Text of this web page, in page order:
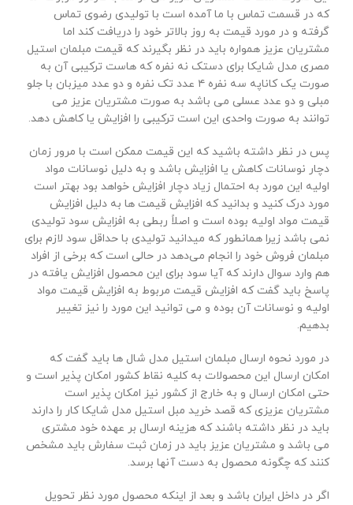
که در قسمت تماس با ما آمده است با تولیدی رضوی تماس
گرفته و در مورد قیمت به روز بالاتر خود را دریافت کند اما
مشتریان عزیز همواره باید در نظر بگیرند که قیمت مبلمان استیل
مصری مدل شایکا برای دستک نه نفره که هاست ترکیبی آن به
صورت یک کاناپه سه نفره ۴ عدد تک نفره و دو عدد میزبان با جلو
مبلی و دو عدد عسلی می باشد به صورت مشتریان عزیز می
توانند به صورت واحدی این است ترکیبی را افزایش یا کاهش دهد.
پس در نظر داشته باشید که این قیمت ممکن است با مرور زمان
دچار نوسانات کاهش یا افزایش باشد و به دلیل نوسانات مواد
اولیه این مورد به احتمال زیاد دچار افزایش خواهد بود بهتر است
مورد درک کنید و بدانید که افزایش قیمت ها به دلیل افزایش
قیمت مواد اولیه بوده است و اصلاً ربطی به افزایش سود تولیدی
نمی باشد زیرا همانطور که میدانید تولیدی با حداقل سود لازم برای
مبلمان فروش خود را انجام می‌دهد در حالی است که برخی از افراد
هم وارد سوال دارند که آیا سود برای این محصول افزایش یافته در
پاسخ باید گفت که افزایش قیمت مربوط به افزایش قیمت مواد
اولیه و نوسانات آن بوده و می توانید این مورد را نیز تغییر
بدهیم.
در مورد نحوه ارسال مبلمان استیل مدل شال ها باید گفت که
امکان ارسال این محصولات به کلیه نقاط کشور امکان پذیر است و
حتی امکان ارسال و به خارج از کشور نیز امکان پذیر است
مشتریان عزیزی که قصد خرید مبل استیل مدل شایکا کار را دارند
باید در نظر داشته باشند که هزینه ارسال بر عهده خود مشتری
می باشد و مشتریان عزیز باید در زمان ثبت سفارش باید مشخص
کنند که چگونه محصول به دست آنها برسد.
اگر در داخل ایران باشد و بعد از اینکه محصول مورد نظر تحویل